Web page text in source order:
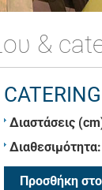
&
Διαστάσεις
Διαθεσιμότητα:
Προσθήκη